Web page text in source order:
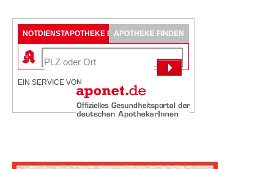
NOTDIENSTAPOTHEKE FINDENAPOTHEKE FINDEN
EIN SERVICE VON